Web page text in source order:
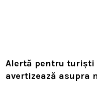
Alertă pentru turiști
avertizează asupra